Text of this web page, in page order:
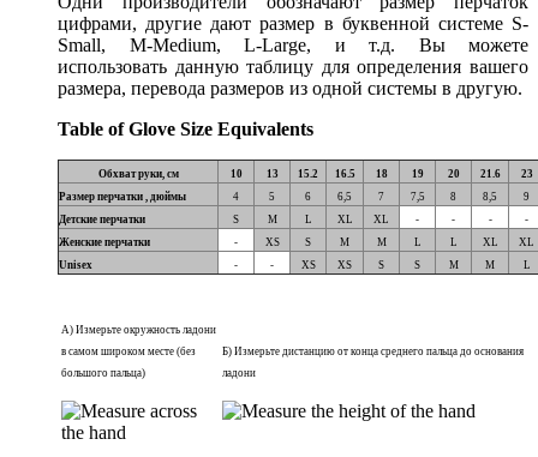
цифрами, другие дают размер в буквенной системе S-
Small, M-Medium, L-Large, и т.д. Вы можете
использовать данную таблицу для определения вашего
размера, перевода размеров из одной системы в другую.
Table of Glove Size Equivalents
Обхват руки, см 10 13 15.2 16.5 18 19 20 21.6
23
Размер перчатки
, дюймы 4 5 6 6,5 7 7,5 8 8,5
9
Детские перчатки
S M L XL XL - - -
-
Женские перчатки
- XS S M M L L XL
XL
Unisex
- - XS XS S S M M L
А) Измерьте окружность ладони
в самом широком месте (без
большого пальца)
Б) Измерьте дистанцию от конца среднего пальца до основания
ладони